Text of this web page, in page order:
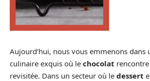
Aujourd’hui, nous vous emmenons dans
culinaire exquis où le chocolat
revisitée. Dans un secteur où le dessert